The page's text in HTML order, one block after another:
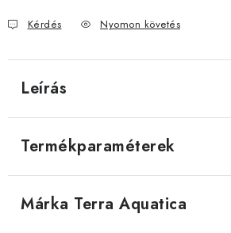
Kérdés Nyomon követés
Leírás
Termékparaméterek
Márka Terra Aquatica